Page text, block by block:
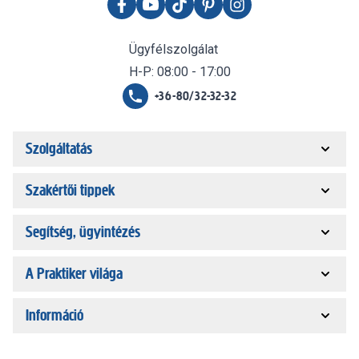
Ügyfélszolgálat
H-P: 08:00 - 17:00
+36-80/32-32-32
Szolgáltatás
Szakértői tippek
Segítség, ügyintézés
A Praktiker világa
Információ